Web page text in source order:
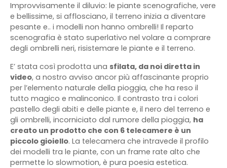
Improvvisamente il diluvio: le piante scenografiche, vere
e bellissime, si afflosciano, il terreno inizia a diventare
pesante e.. i modelli non hanno ombrelli! Il reparto
scenografia è stato superlativo nel volare a comprare
degli ombrelli neri, risistemare le piante e il terreno.
E’ stata così prodotta una sfilata, da noi diretta in
video, a nostro avviso ancor più affascinante proprio
per l’elemento naturale della pioggia, che ha reso il
tutto magico e malinconico. Il contrasto tra i colori
pastello degli abiti e delle piante e, il nero del terreno e
gli ombrelli, incorniciato dal rumore della pioggia, ha
creato un prodotto che con 6 telecamere è un
piccolo gioiello. La telecamera che intravede il profilo
dei modelli tra le piante, con un frame rate alto che
permette lo slowmotion, è pura poesia estetica.